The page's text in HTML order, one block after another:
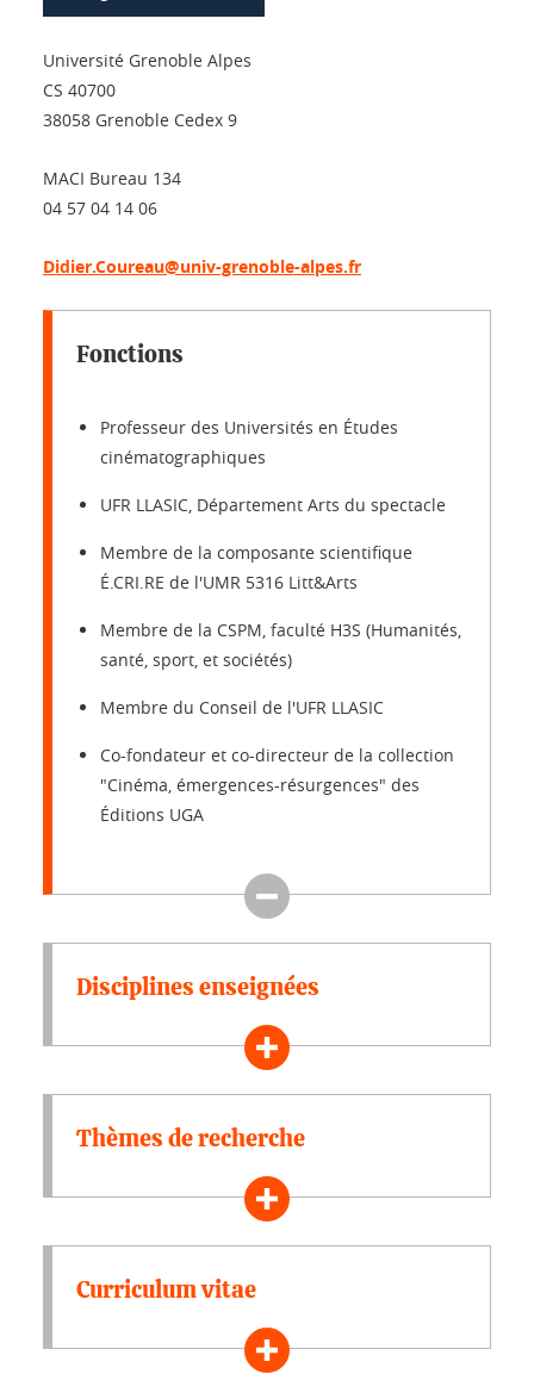
Université Grenoble Alpes
CS 40700
38058 Grenoble Cedex 9
MACI Bureau 134
04 57 04 14 06
Didier.Coureau@univ-grenoble-alpes.fr
Fonctions
Professeur des Universités en Études
cinématographiques
UFR LLASIC, Département Arts du spectacle
Membre de la composante scientifique
É.CRI.RE de l'UMR 5316 Litt&Arts
Membre de la CSPM, faculté H3S (Humanités,
santé, sport, et sociétés)
Membre du Conseil de l'UFR LLASIC
Co-fondateur et co-directeur de la collection
"Cinéma, émergences-résurgences" des
Éditions UGA
Disciplines enseignées
Thèmes de recherche
Curriculum vitae